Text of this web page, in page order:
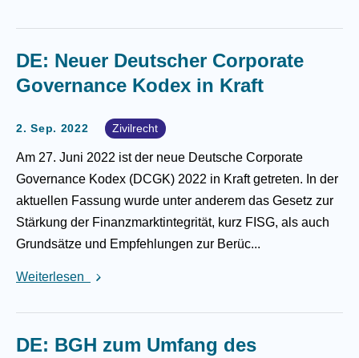
DE: Neuer Deutscher Corporate
Governance Kodex in Kraft
2. Sep. 2022 Zivilrecht
Am 27. Juni 2022 ist der neue Deutsche Corporate
Governance Kodex (DCGK) 2022 in Kraft getreten. In der
aktuellen Fassung wurde unter anderem das Gesetz zur
Stärkung der Finanzmarktintegrität, kurz FISG, als auch
Grundsätze und Empfehlungen zur Berüc...
Weiterlesen
DE: BGH zum Umfang des